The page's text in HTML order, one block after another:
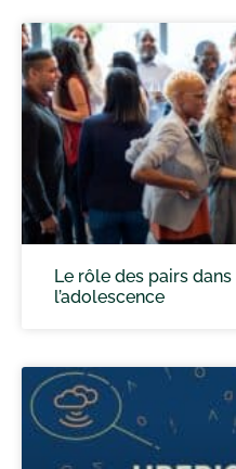
Le rôle des pairs
l’adolescence